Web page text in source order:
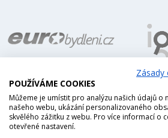
Zásady
POUŽÍVÁME COOKIES
Můžeme je umístit pro analýzu našich údajů o
našeho webu, ukázání personalizovaného
skvělého zážitku z webu. Pro více informací o
otevřené nastavení.